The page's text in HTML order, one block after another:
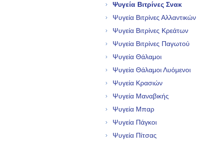
Ψυγεία Βιτρίνες Σνακ
Ψυγεία Βιτρίνες Αλλαντικών
Ψυγεία Βιτρίνες Κρεάτων
Ψυγεία Βιτρίνες Παγωτού
Ψυγεία Θάλαμοι
Ψυγεία Θάλαμοι Λυόμενοι
Ψυγεία Κρασιών
Ψυγεία Μαναβικής
Ψυγεία Μπαρ
Ψυγεία Πάγκοι
Ψυγεία Πίτσας